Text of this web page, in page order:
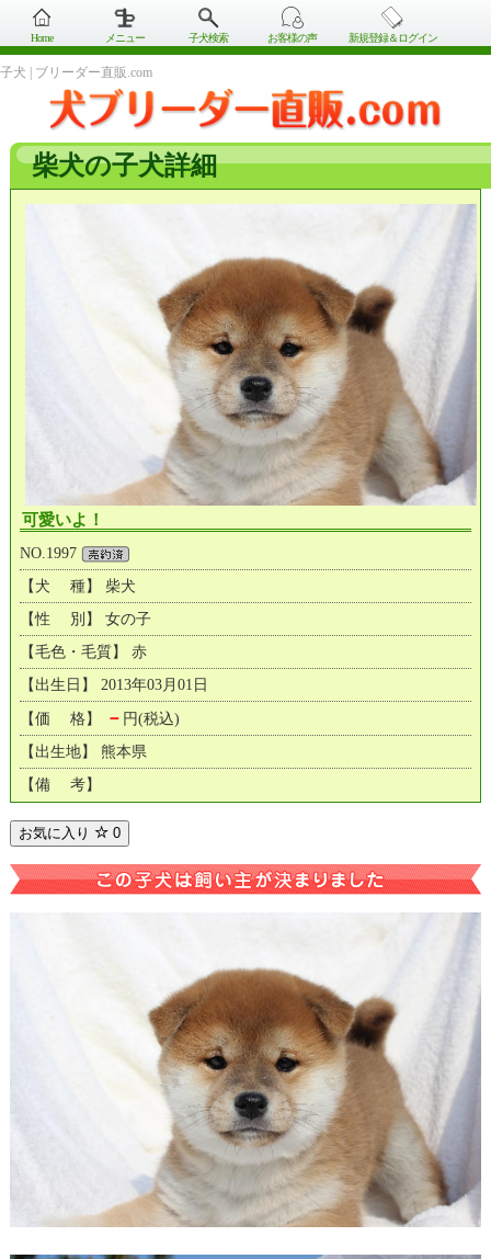
Home メニュー 子犬検索 お客様の声 新規登録＆ログイン
子犬 | ブリーダー直販.com
柴犬の子犬詳細
可愛いよ！
NO.1997
【犬 種】 柴犬
【性 別】 女の子
【毛色・毛質】 赤
【出生日】 2013年03月01日
【価 格】 － 円(税込)
【出生地】 熊本県
【備 考】
お気に入り 0